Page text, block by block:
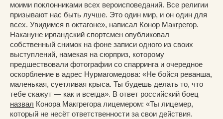
моими поклонниками всех вероисповеданий. Все религии
призывают нас быть лучше. Это один мир, и он один для
всех. Увидимся в октагоне», написал Конор Макгрегор.
Накануне ирландский спортсмен опубликовал
собственный снимок на фоне записи одного из своих
выступлений, намекая на сюрприз, которому
предшествовали фотографии со спарринга и очередное
оскорбление в адрес Нурмагомедова: «Не бойся реванша,
маленькая, суетливая крыса. Ты будешь делать то, что
тебе скажут — как и всегда». В ответ российский боец
назвал Конора Макгрегора лицемером: «Ты лицемер,
который не несёт ответственности за свои действия.